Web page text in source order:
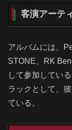
客演アーテ
アルバムには、
STONE、RK
して参加してい
ラックとして、
ている。